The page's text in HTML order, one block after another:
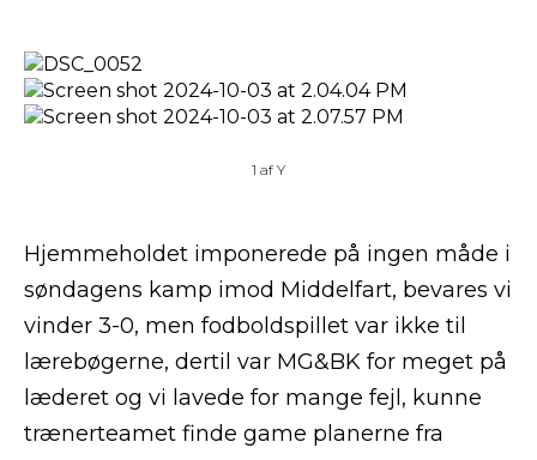
1 af Y
Hjemmeholdet imponerede på ingen måde i
søndagens kamp imod Middelfart, bevares vi
vinder 3-0, men fodboldspillet var ikke til
lærebøgerne, dertil var MG&BK for meget på
læderet og vi lavede for mange fejl, kunne
trænerteamet finde game planerne fra